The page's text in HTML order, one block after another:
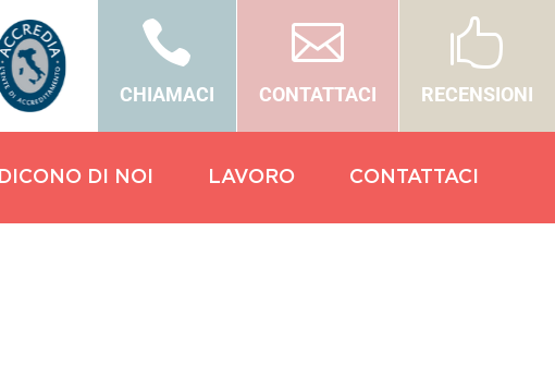

CHIAMACI

CONTATTACI

RECENSIONI
DICONO DI NOI LAVORO CONTATTACI